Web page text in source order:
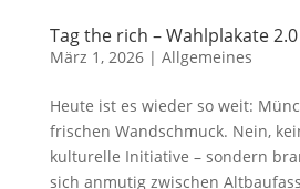
Tag the rich – Wahlplakate 2.0
März 1, 2026| Allgemeines
Heute ist es wieder so weit:
frischen Wandschmuck. Nein,
kulturelle Initiative – sondern
sich anmutig zwischen